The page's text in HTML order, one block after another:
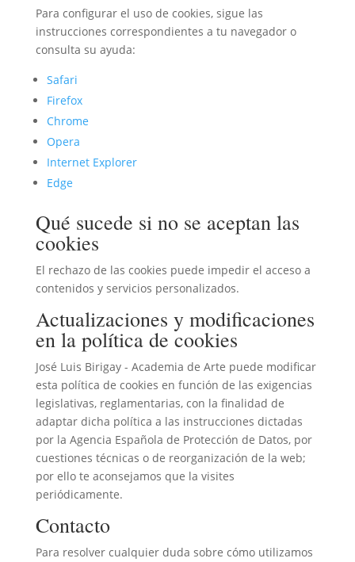
Para configurar el uso de cookies, sigue las
instrucciones correspondientes a tu navegador o
consulta su ayuda:
Safari
Firefox
Chrome
Opera
Internet Explorer
Edge
Qué sucede si no se aceptan las
cookies
El rechazo de las cookies puede impedir el acceso a
contenidos y servicios personalizados.
Actualizaciones y modificaciones
en la política de cookies
José Luis Birigay - Academia de Arte puede modificar
esta política de cookies en función de las exigencias
legislativas, reglamentarias, con la finalidad de
adaptar dicha política a las instrucciones dictadas
por la Agencia Española de Protección de Datos, por
cuestiones técnicas o de reorganización de la web;
por ello te aconsejamos que la visites
periódicamente.
Contacto
Para resolver cualquier duda sobre cómo utilizamos